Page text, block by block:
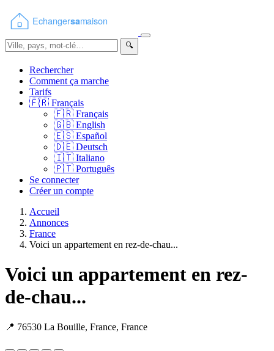
🔍
Rechercher
Comment ça marche
Tarifs
🇫🇷 Français
🇫🇷 Français
🇬🇧 English
🇪🇸 Español
🇩🇪 Deutsch
🇮🇹 Italiano
🇵🇹 Português
Se connecter
Créer un compte
Accueil
Annonces
France
Voici un appartement en rez-de-chau...
Voici un appartement en rez-
de-chau...
📍 76530 La Bouille, France, France